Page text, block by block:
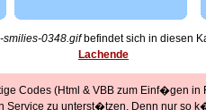
smilies-0348.gifbefindet sich in diesen
Lachende
Codes (Html & VBB zum Einf�gen in
Service zu unterst�tzen. Denn nur so